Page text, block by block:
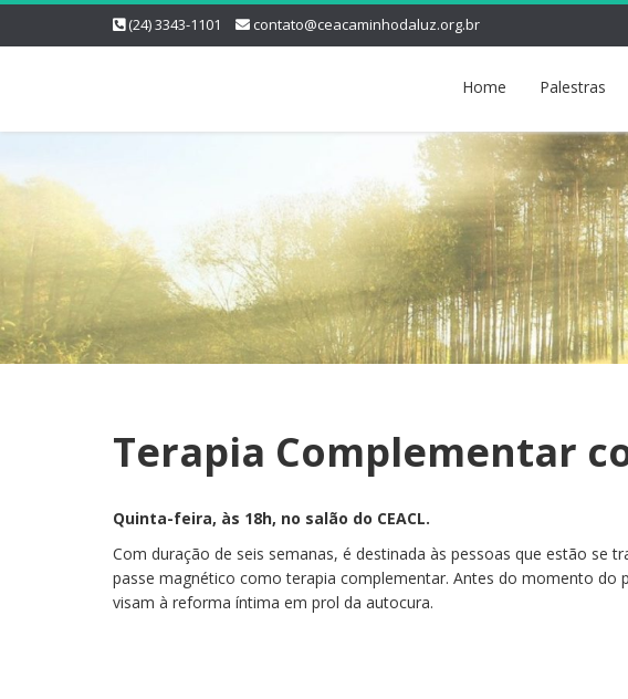
(24) 3343-1101 contato@ceacaminhodaluz.org.br
Home Palestras
Terapia Complementar
Quinta-feira, às 18h, no salão do CEACL.
Com duração de seis semanas, é destinada às pessoas que estão se
passe magnético como terapia complementar. Antes do momento do
visam à reforma íntima em prol da autocura.